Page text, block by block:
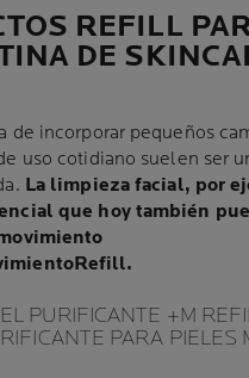
REFILL
DE
de incorporar pequeños
uso cotidiano suelen ser
La limpieza facial, por
que hoy también
PURIFICANTE +M
PARA PIELES